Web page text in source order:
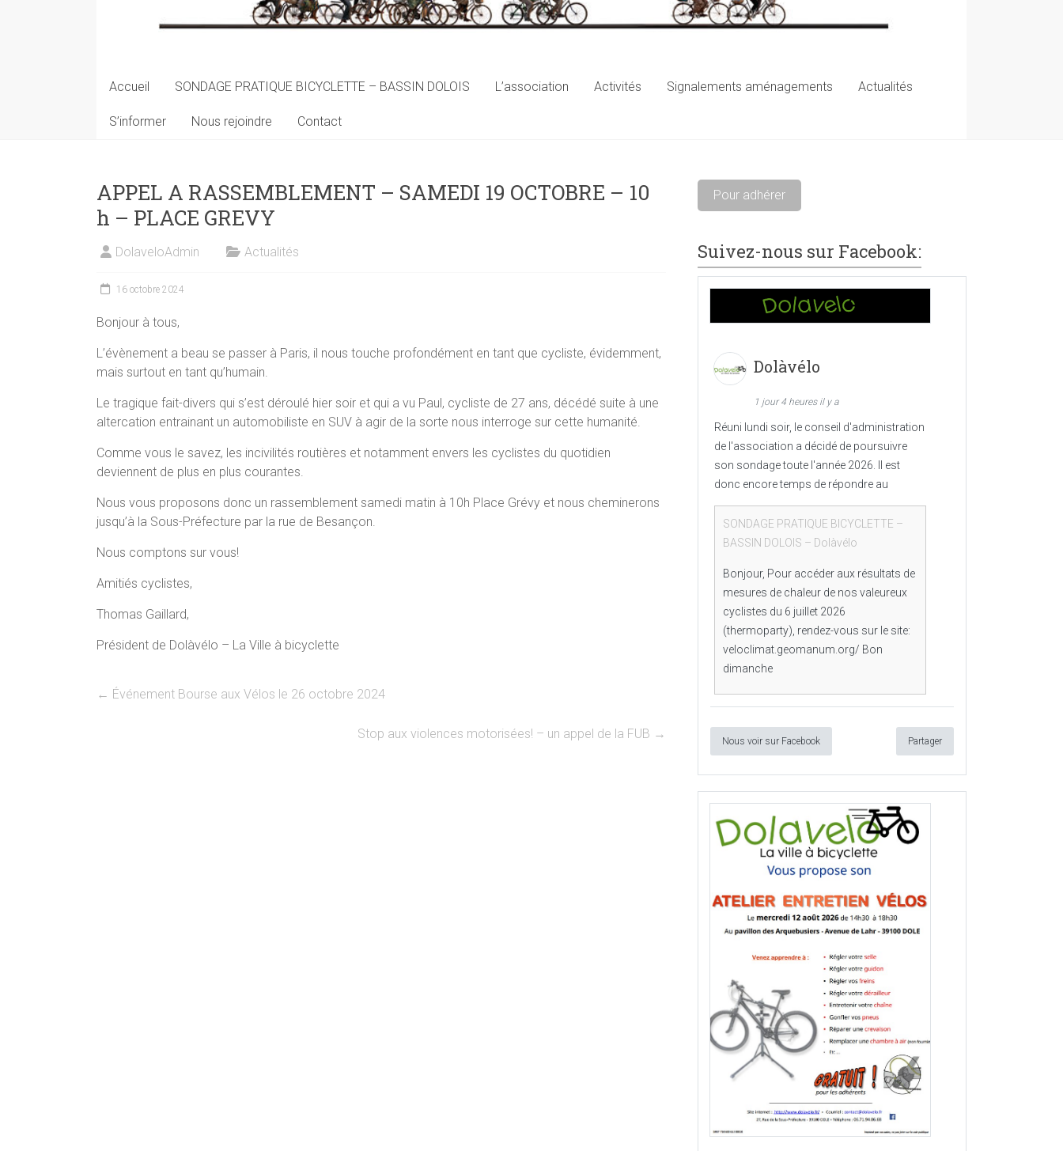
Accueil SONDAGE PRATIQUE BICYCLETTE – BASSIN DOLOIS L’association Activités Signalements aménagements Actualités
S’informer Nous rejoindre Contact
APPEL A RASSEMBLEMENT – SAMEDI 19 OCTOBRE – 10
h – PLACE GREVY
DolaveloAdmin Actualités
16 octobre 2024
Bonjour à tous,
L’évènement a beau se passer à Paris, il nous touche profondément en tant que cycliste, évidemment,
mais surtout en tant qu’humain.
Le tragique fait-divers qui s’est déroulé hier soir et qui a vu Paul, cycliste de 27 ans, décédé suite à une
altercation entrainant un automobiliste en SUV à agir de la sorte nous interroge sur cette humanité.
Comme vous le savez, les incivilités routières et notamment envers les cyclistes du quotidien
deviennent de plus en plus courantes.
Nous vous proposons donc un rassemblement samedi matin à 10h Place Grévy et nous cheminerons
jusqu’à la Sous-Préfecture par la rue de Besançon.
Nous comptons sur vous!
Amitiés cyclistes,
Thomas Gaillard,
Président de Dolàvélo – La Ville à bicyclette
← Événement Bourse aux Vélos le 26 octobre 2024
Stop aux violences motorisées! – un appel de la FUB →
Pour adhérer
Suivez-nous sur Facebook:
Dolàvélo
1 jour 4 heures il y a
Réuni lundi soir, le conseil d'administration
de l'association a décidé de poursuivre
son sondage toute l'année 2026. Il est
donc encore temps de répondre au
SONDAGE PRATIQUE BICYCLETTE –
BASSIN DOLOIS – Dolàvélo
Bonjour, Pour accéder aux résultats de
mesures de chaleur de nos valeureux
cyclistes du 6 juillet 2026
(thermoparty), rendez-vous sur le site:
veloclimat.geomanum.org/ Bon
dimanche
Nous voir sur Facebook Partager